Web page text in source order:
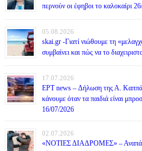
περνούν οι έφηβοι το καλοκαίρι
05.08.2026
skai.gr -Γιατί νιώθουμε τη
συμβαίνει και πώς να το
17.07.2026
ΕΡΤ news – Δήλωση της Α.
κάνουμε όταν τα παιδιά είναι
16/07/2026
02.07.2026
«ΝΟΤΙΕΣ ΔΙΑΔΡΟΜΕΣ» –